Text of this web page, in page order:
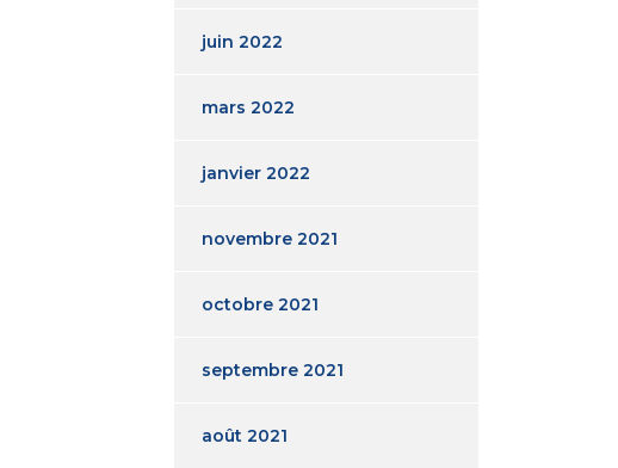
juin 2022
mars 2022
janvier 2022
novembre 2021
octobre 2021
septembre 2021
août 2021